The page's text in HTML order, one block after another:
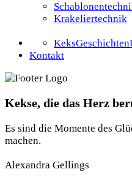
Krakeliertechnik
KeksGeschichten
Kontakt
Kekse, die das Herz
Es sind die Momente des
machen.
Alexandra Gellings